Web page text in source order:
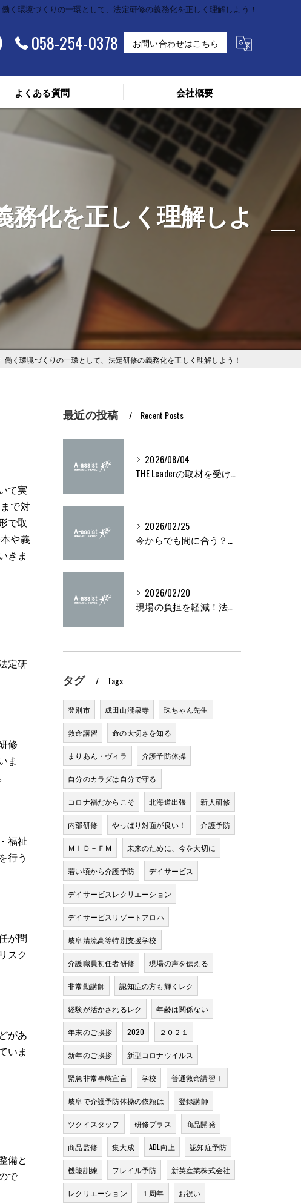
働く環境づくりの一環として、法定研修の義務化を正しく理解しよう！
058-254-0378 お問い合わせはこちら
よくある質問 会社概要
化を正しく理解しよ
働く環境づくりの一環として、法定研修の義務化を正しく理解しよう！
て実
で対
で取
や義
きま
定研
修
ま
福祉
行う
が問
スク
があ
いま
備と
で
最近の投稿 Recent Posts
2026/08/04
THE Leaderの取材を受けました
2026/02/25
今からでも間に合う？ブライト500取得条件をわかりやすく解説
2026/02/20
現場の負担を軽減！法定研修の実施方法とは？
タグ Tags
登別市 成田山瀧泉寺 珠ちゃん先生
救命講習 命の大切さを知る
まりあん・ヴィラ 介護予防体操
自分のカラダは自分で守る
コロナ禍だからこそ 北海道出張 新人研修
内部研修 やっぱり対面が良い！ 介護予防
ＭＩＤ－ＦＭ 未来のために、今を大切に
若い頃から介護予防 デイサービス
デイサービスレクリエーション
デイサービスリゾートアロハ
岐阜清流高等特別支援学校
介護職員初任者研修 現場の声を伝える
非常勤講師 認知症の方も輝くレク
経験が活かされるレク 年齢は関係ない
年末のご挨拶 2020 ２０２１
新年のご挨拶 新型コロナウイルス
緊急非常事態宣言 学校 普通救命講習Ⅰ
岐阜で介護予防体操の依頼は 登録講師
ツクイスタッフ 研修プラス 商品開発
商品監修 集大成 ADL向上 認知症予防
機能訓練 フレイル予防 新英産業株式会社
レクリエーション １周年 お祝い